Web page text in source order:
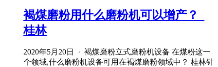
褐煤磨粉用什么磨粉机可以增产？_
桂林
2020年5月20日 · 褐煤磨粉立式磨粉机设备 在煤粉这一
个领域,什么磨粉机设备可用在褐煤磨粉领域中？ 桂林针